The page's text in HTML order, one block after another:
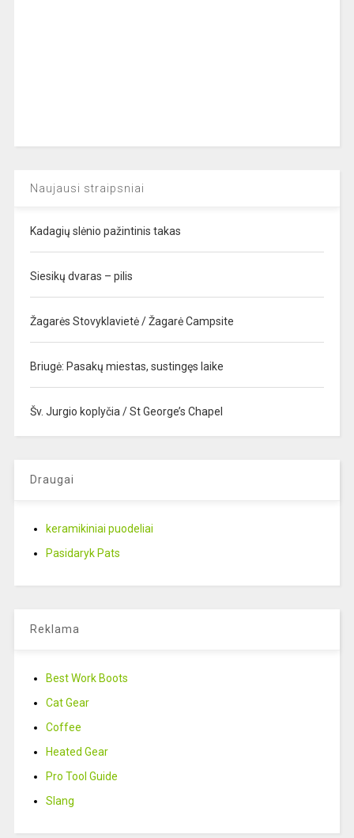
Naujausi straipsniai
Kadagių slėnio pažintinis takas
Siesikų dvaras – pilis
Žagarės Stovyklavietė / Žagarė Campsite
Briugė: Pasakų miestas, sustingęs laike
Šv. Jurgio koplyčia / St George’s Chapel
Draugai
keramikiniai puodeliai
Pasidaryk Pats
Reklama
Best Work Boots
Cat Gear
Coffee
Heated Gear
Pro Tool Guide
Slang